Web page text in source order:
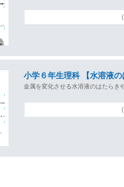
小学６年生理科 【水溶液
金属を変化させる水溶液のはたらき